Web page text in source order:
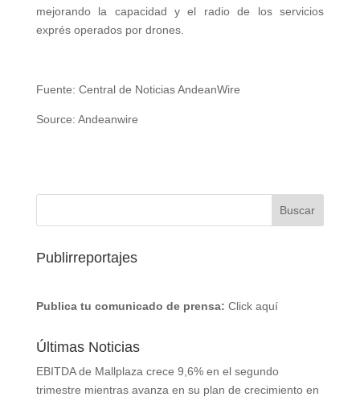
mejorando la capacidad y el radio de los servicios
exprés operados por drones.
Fuente: Central de Noticias AndeanWire
Source: Andeanwire
Publirreportajes
Publica tu comunicado de prensa: Click aquí
Últimas Noticias
EBITDA de Mallplaza crece 9,6% en el segundo
trimestre mientras avanza en su plan de crecimiento en